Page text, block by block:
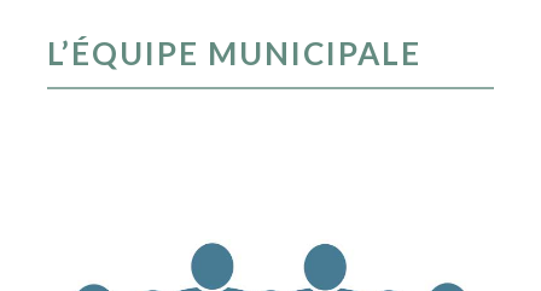
MUNICIPALE
L’ÉQUIPE MUNICIPALE